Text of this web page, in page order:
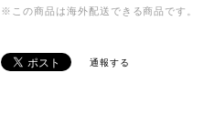
※この商品は海外配送できる商品です。
通報する